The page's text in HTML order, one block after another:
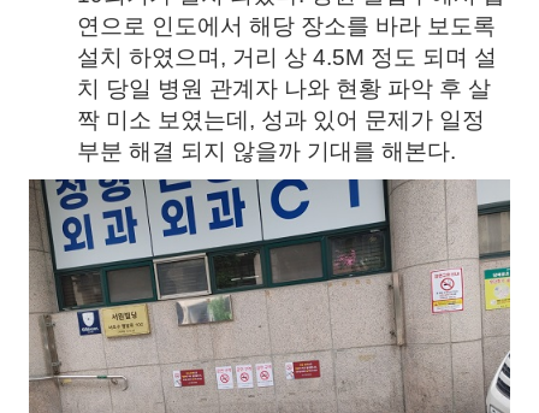
연으로 인도에서 해당 장소를 바라 보도록
설치 하였으며, 거리 상 4.5M 정도 되며 설
치 당일 병원 관계자 나와 현황 파악 후 살
짝 미소 보였는데, 성과 있어 문제가 일정
부분 해결 되지 않을까 기대를 해본다.